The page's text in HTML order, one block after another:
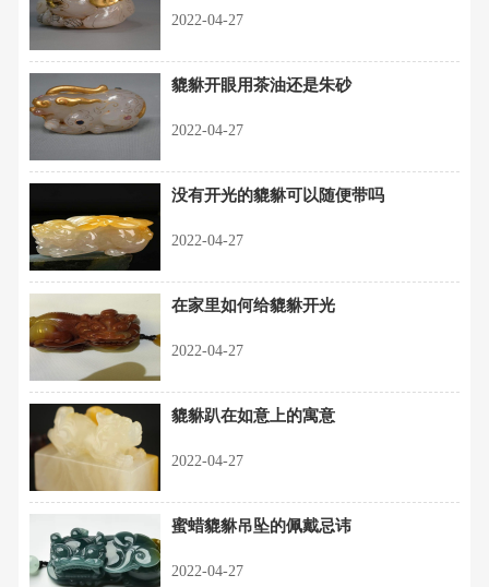
2022-04-27
貔貅开眼用茶油还是朱砂
2022-04-27
没有开光的貔貅可以随便带吗
2022-04-27
在家里如何给貔貅开光
2022-04-27
貔貅趴在如意上的寓意
2022-04-27
蜜蜡貔貅吊坠的佩戴忌讳
2022-04-27